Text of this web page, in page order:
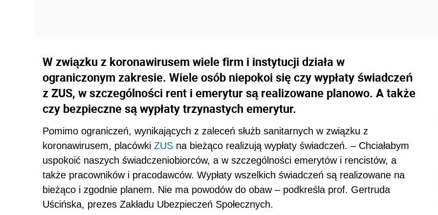
W związku z koronawirusem wiele firm i instytucji działa w
ograniczonym zakresie. Wiele osób niepokoi się czy wypłaty świadczeń
z ZUS, w szczególności rent i emerytur są realizowane planowo. A także
czy bezpieczne są wypłaty trzynastych emerytur.
Pomimo ograniczeń, wynikających z zaleceń służb sanitarnych w związku z
koronawirusem, placówki ZUS na bieżąco realizują wypłaty świadczeń. – Chciałabym
uspokoić naszych świadczeniobiorców, a w szczególności emerytów i rencistów, a
także pracowników i pracodawców. Wypłaty wszelkich świadczeń są realizowane na
bieżąco i zgodnie planem. Nie ma powodów do obaw – podkreśla prof. Gertruda
Uścińska, prezes Zakładu Ubezpieczeń Społecznych.